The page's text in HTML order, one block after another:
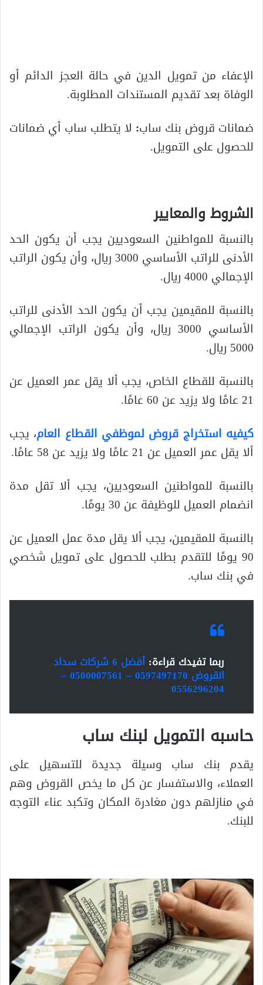
الإعفاء من تمويل الدين في حالة العجز الدائم أو
الوفاة بعد تقديم المستندات المطلوبة.
ضمانات قروض بنك ساب: لا يتطلب ساب أي ضمانات
للحصول على التمويل.
الشروط والمعايير
بالنسبة للمواطنين السعوديين يجب أن يكون الحد
الأدنى للراتب الأساسي 3000 ريال، وأن يكون الراتب
الإجمالي 4000 ريال.
بالنسبة للمقيمين يجب أن يكون الحد الأدنى للراتب
الأساسي 3000 ريال، وأن يكون الراتب الإجمالي
5000 ريال.
بالنسبة للقطاع الخاص، يجب ألا يقل عمر العميل عن
21 عامًا ولا يزيد عن 60 عامًا.
كيفيه استخراج قروض لموظفي القطاع العام، يجب
ألا يقل عمر العميل عن 21 عامًا ولا يزيد عن 58 عامًا.
بالنسبة للمواطنين السعوديين، يجب ألا تقل مدة
انضمام العميل للوظيفة عن 30 يومًا.
بالنسبة للمقيمين، يجب ألا يقل مدة عمل العميل عن
90 يومًا للتقدم بطلب للحصول على تمويل شخصي
في بنك ساب.
ربما تفيدك قراءة: أفضل 6 شركات سداد
القروض 0597497170 – 0500007561 –
0556296204
حاسبه التمويل لبنك ساب
يقدم بنك ساب وسيلة جديدة للتسهيل على
العملاء، والاستفسار عن كل ما يخص القروض وهم
في منازلهم دون مغادرة المكان وتكبد عناء التوجه
للبنك.